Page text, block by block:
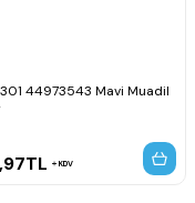
44973543 Mavi Muadil
TL KDV